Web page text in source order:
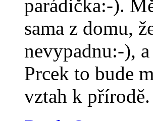
parádička:-).
sama z domu,
nevypadnu:-),
Prcek to bude
vztah k